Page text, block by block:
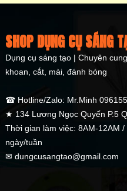
SHOP DỤNG CỤ SÁNG
Dụng cụ sáng tạo | Chuyên
khoan, cắt, mài, đánh bóng
☎ Hotline/Zalo: Mr.Minh
★ 134 Lương Ngọc Quyến P.5
Thời gian làm việc: 8AM-12AM
ngày/tuần
✉ dungcusangtao@gmail.com